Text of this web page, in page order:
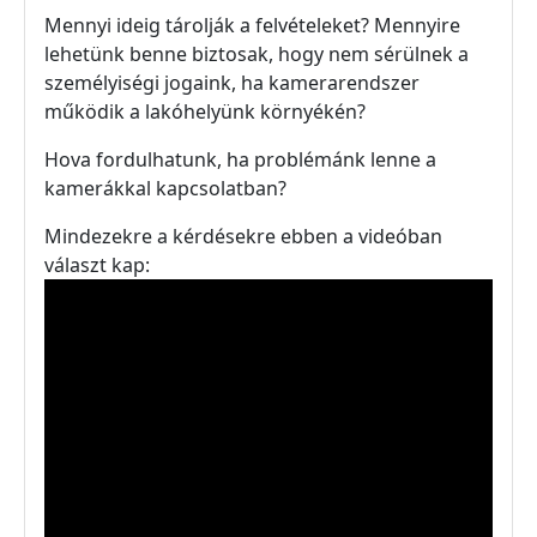
Mennyi ideig tárolják a felvételeket? Mennyire
lehetünk benne biztosak, hogy nem sérülnek a
személyiségi jogaink, ha kamerarendszer
működik a lakóhelyünk környékén?
Hova fordulhatunk, ha problémánk lenne a
kamerákkal kapcsolatban?
Mindezekre a kérdésekre ebben a videóban
választ kap: